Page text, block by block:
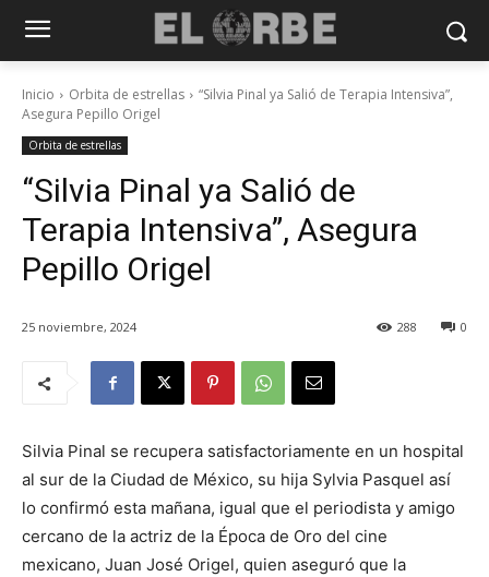
Inicio Orbita de estrellas
“Silvia Pinal ya Salió de Terapia Intensiva”,
Asegura Pepillo Origel
Orbita de estrellas
“Silvia Pinal ya Salió de
Terapia Intensiva”, Asegura
Pepillo Origel
25 noviembre, 2024 0
288
Silvia Pinal se recupera satisfactoriamente en un hospital
al sur de la Ciudad de México, su hija Sylvia Pasquel así
lo confirmó esta mañana, igual que el periodista y amigo
cercano de la actriz de la Época de Oro del cine
mexicano, Juan José Origel, quien aseguró que la